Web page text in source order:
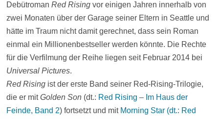
Debütroman Red Risingvor einigen Jahren innerhalb von
zwei Monaten über der Garage seiner Eltern in Seattle und
hätte im Traum nicht damit gerechnet, dass sein Roman
einmal ein Millionenbestseller werden könnte. Die Rechte
für die Verfilmung der Reihe liegen seit Februar 2014 bei
Universal Pictures.
Red Risingist der erste Band seiner Red-Rising-Trilogie,
die er mitGolden Son(dt.: Red Rising – Im Haus der
Feinde, Band 2) fortsetzt und mit Morning Star (dt.: Red